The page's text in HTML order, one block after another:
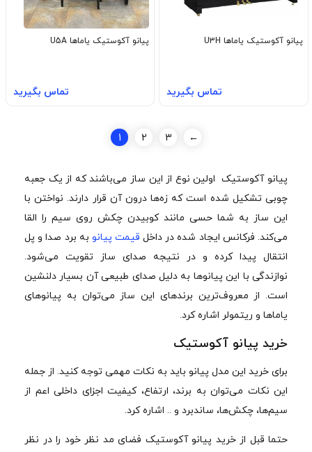
پیانو آکوستیک یاماها U3H
تماس بگیرید
پیانو آکوستیک یاماها U5A
تماس بگیرید
1 2 3 ←
پیانو آکوستیک اولین نوع از این ساز می‌باشند که از یک جعبه
چوبی تشکیل شده است که زه‌ها درون آن قرار دارند. نواختن با
این ساز به شما حسی مانند کوبیدن چکش روی سیم را القا
می‌کند. فرکانس ایجاد شده در داخل قیمت پیانو به برد صدا و پل
انتقال پیدا کرده و در نتیجه صدای ساز تقویت می‌شود.
نوازندگی با این پیانوها به دلیل صدای طبیعی آن بسیار دلنشین
است. از معروف‌ترین برندهای این ساز می‌توان به پیانوهای
یاماها و ریتمولر اشاره کرد.
خرید پیانو آکوستیک
برای خرید این مدل پیانو باید به نکات مهمی توجه کنید. از جمله
این نکات می‌توان به برند، ارتفاع، کیفیت اجزای داخلی اعم از
سیم‌ها، چکش‌ها، ساندبرد و .. اشاره کرد.
حتما قبل از خرید پیانو آکوستیک فضای مد نظر خود را در نظر